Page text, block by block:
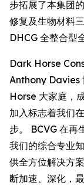
步拓展了本集团
修复及生物材料
DHCG 全整合型
Dark Horse
Anthony Davies
Horse 大家庭，
加入标志着我们
步。 BCVG 在再
我们的综合专业
供全方位解决方
断加速、深化，